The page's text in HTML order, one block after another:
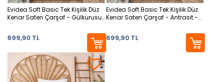
Evidea Soft Basic Tek Kişilik Düz
Kenar Saten Çarşaf - Gülkurusu
699,90 TL
Evidea Soft Basic Tek Kişilik Düz
Kenar Saten Çarşaf - Antrasit -
699,90 TL